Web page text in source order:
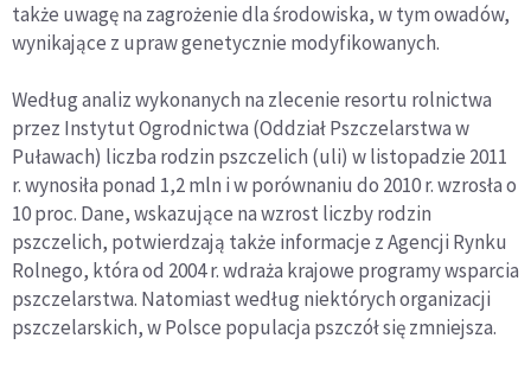
także uwagę na zagrożenie dla środowiska, w tym owadów,
wynikające z upraw genetycznie modyfikowanych.
Według analiz wykonanych na zlecenie resortu rolnictwa
przez Instytut Ogrodnictwa (Oddział Pszczelarstwa w
Puławach) liczba rodzin pszczelich (uli) w listopadzie 2011
r. wynosiła ponad 1,2 mln i w porównaniu do 2010 r. wzrosła o
10 proc. Dane, wskazujące na wzrost liczby rodzin
pszczelich, potwierdzają także informacje z Agencji Rynku
Rolnego, która od 2004 r. wdraża krajowe programy wsparcia
pszczelarstwa. Natomiast według niektórych organizacji
pszczelarskich, w Polsce populacja pszczół się zmniejsza.